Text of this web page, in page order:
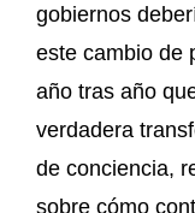
gobiernos
este cambio de
año tras año
verdadera
de conciencia,
sobre cómo